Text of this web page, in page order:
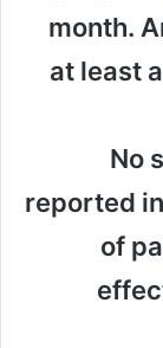
month.
at least
No
reported
of